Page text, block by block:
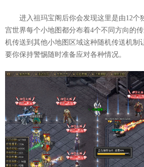
进入祖玛宝阁后你会发现这里是由12个
宫世界每个小地图都分布着4个不同方向的
机传送到其他小地图区域这种随机传送机制
要你保持警惕随时准备应对各种情况。